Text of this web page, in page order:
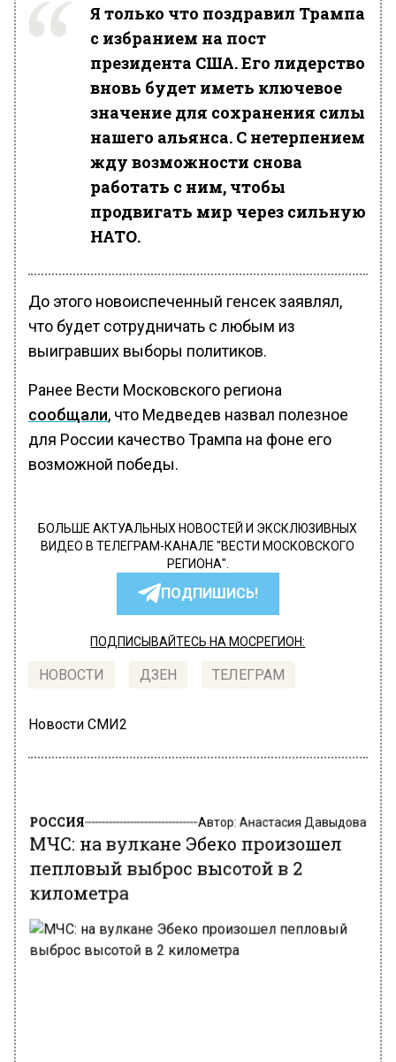
Я только что поздравил Трампа
с избранием на пост
президента США. Его лидерство
вновь будет иметь ключевое
значение для сохранения силы
нашего альянса. С нетерпением
жду возможности снова
работать с ним, чтобы
продвигать мир через сильную
НАТО.
До этого новоиспеченный генсек заявлял,
что будет сотрудничать с любым из
выигравших выборы политиков.
Ранее Вести Московского региона
сообщали, что Медведев назвал полезное
для России качество Трампа на фоне его
возможной победы.
БОЛЬШЕ АКТУАЛЬНЫХ НОВОСТЕЙ И ЭКСКЛЮЗИВНЫХ
ВИДЕО В ТЕЛЕГРАМ-КАНАЛЕ "ВЕСТИ МОСКОВСКОГО
РЕГИОНА".
ПОДПИШИСЬ!
ПОДПИСЫВАЙТЕСЬ НА МОСРЕГИОН:
НОВОСТИ ДЗЕН ТЕЛЕГРАМ
Новости СМИ2
РОССИЯ Автор: Анастасия Давыдова
МЧС: на вулкане Эбеко произошел
пепловый выброс высотой в 2
километра